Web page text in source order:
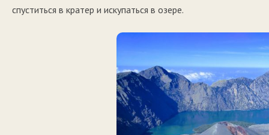
спуститься в кратер и искупаться в озере.